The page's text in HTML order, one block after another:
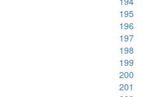
195
196
197
198
199
200
201